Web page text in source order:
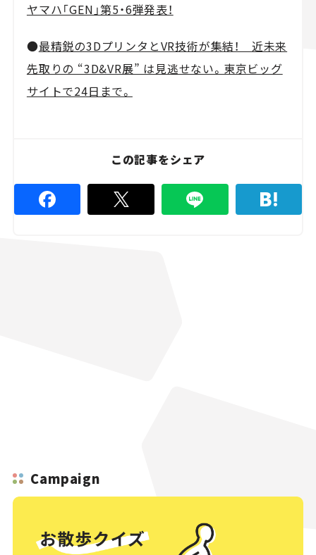
ヤマハ「GEN」第5・6弾発表！
●最精鋭の3DプリンタとVR技術が集結！ 近未来
先取りの “3D&VR展” は見逃せない。東京ビッグ
サイトで24日まで。
この記事をシェア
Campaign